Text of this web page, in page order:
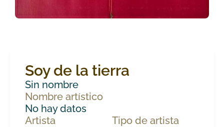
Soy de la tierra
Sin nombre
Nombre artístico
No hay datos
Artista
Tipo de artista